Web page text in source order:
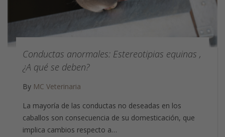
Conductas anormales: Estereotipias equinas ,
¿A qué se deben?
By MC Veterinaria
La mayoría de las conductas no deseadas en los
caballos son consecuencia de su domesticación, que
implica cambios respecto a…